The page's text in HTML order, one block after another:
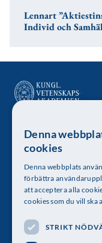
Lennart
Individ och
Kungl.
Besöksadress: Lilla
Telefon: 08-673 95
Följ oss
Denna
cookies
Denna webbplats
förbättra
att acceptera alla
cookies som du vill ska
STRIKT